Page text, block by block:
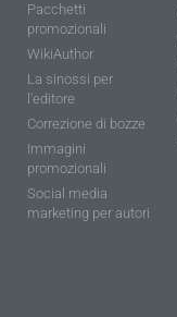
Pacchetti
promozionali
WikiAuthor
La sinossi per
l'editore
Correzione di bozze
Immagini
promozionali
Social media
marketing per autori